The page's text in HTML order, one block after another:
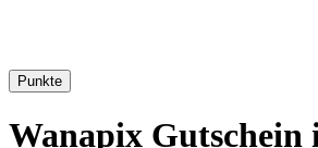
Punkte
Wanapix Gutschein